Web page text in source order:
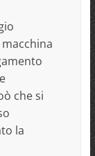
che si
la